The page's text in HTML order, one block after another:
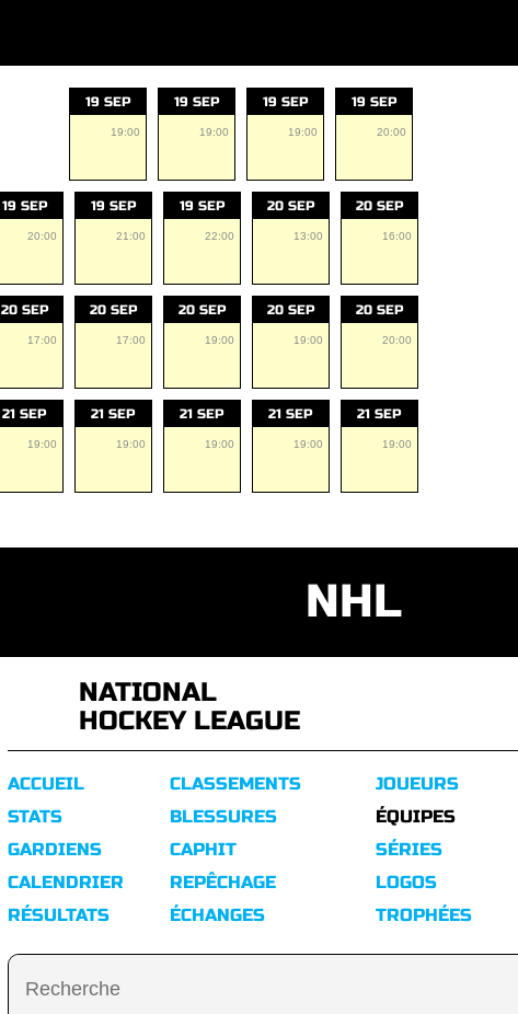
19 SEP
19:00
19 SEP
19:00
19 SEP
19:00
19 SEP
20:00
19 SEP
20:00
19 SEP
21:00
19 SEP
22:00
20 SEP
13:00
20 SEP
16:00
20 SEP
17:00
20 SEP
17:00
20 SEP
19:00
20 SEP
19:00
20 SEP
20:00
21 SEP
19:00
21 SEP
19:00
21 SEP
19:00
21 SEP
19:00
21 SEP
19:00
NHL
NATIONAL
HOCKEY LEAGUE
ACCUEIL
STATS
GARDIENS
CALENDRIER
RÉSULTATS
CLASSEMENTS
BLESSURES
CAPHIT
REPÊCHAGE
ÉCHANGES
JOUEURS
ÉQUIPES
SÉRIES
LOGOS
TROPHÉES